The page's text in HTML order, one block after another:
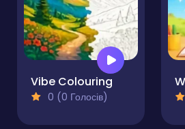
Vibe Colouring
0 (0 Голосів)